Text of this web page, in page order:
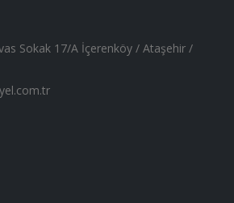
Sokak 17/A İçerenköy / Ataşehir /